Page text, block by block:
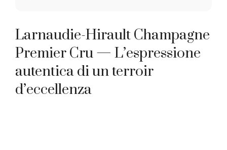
Larnaudie-Hirault Champagne
Premier Cru — L’espressione
autentica di un terroir
d’eccellenza